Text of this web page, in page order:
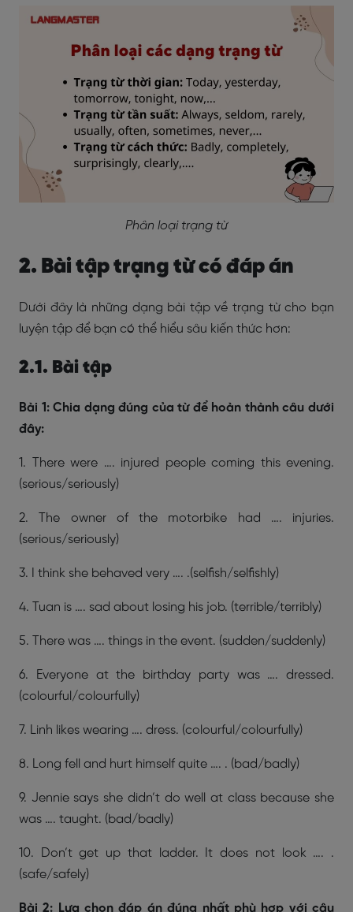
Phân loại trạng từ
2. Bài tập trạng từ có đáp án
Dưới đây là những dạng bài tập về trạng từ cho bạn
luyện tập để bạn có thể hiểu sâu kiến thức hơn:
2.1. Bài tập
Bài 1: Chia dạng đúng của từ để hoàn thành câu dưới
đây:
1. There were …. injured people coming this evening.
(serious/seriously)
2. The owner of the motorbike had …. injuries.
(serious/seriously)
3. I think she behaved very …. .(selfish/selfishly)
4. Tuan is …. sad about losing his job. (terrible/terribly)
5. There was …. things in the event. (sudden/suddenly)
6. Everyone at the birthday party was …. dressed.
(colourful/colourfully)
7. Linh likes wearing …. dress. (colourful/colourfully)
8. Long fell and hurt himself quite …. . (bad/badly)
9. Jennie says she didn’t do well at class because she
was …. taught. (bad/badly)
10. Don’t get up that ladder. It does not look …. .
(safe/safely)
Bài 2: Lựa chọn đáp án đúng nhất phù hợp với câu